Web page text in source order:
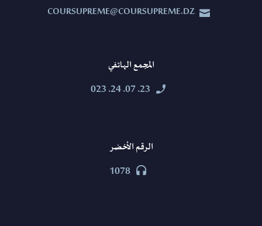


COURSUPREME@COURSUPREME.DZ
المجمع الهاتفي


23. 07. 24. 023
الرقم الأخضر


1078